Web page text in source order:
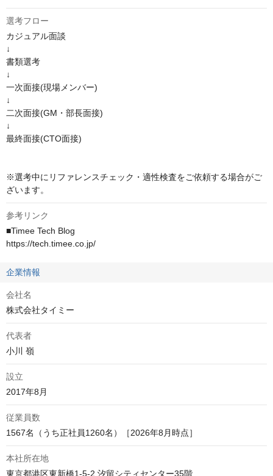
選考フロー
カジュアル面談
↓
書類選考
↓
一次面接(現場メンバー)
↓
二次面接(GM・部長面接)
↓
最終面接(CTO面接)
※選考中にリファレンスチェック・適性検査をご依頼する場合がご
ざいます。
参考リンク
■Timee Tech Blog
https://tech.timee.co.jp/
企業情報
会社名
株式会社タイミー
代表者
小川 嶺
設立
2017年8月
従業員数
1567名（うち正社員1260名）［2026年8月時点］
本社所在地